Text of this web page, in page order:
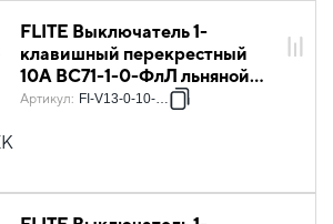
FLITE Выключатель 1-
клавишный перекрестный
10А ВС71-1-0-ФлЛ льняной
IEK
Артикул: FI-V13-0-10-K88